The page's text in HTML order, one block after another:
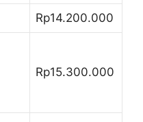
Rp14.200.000
Rp15.300.000